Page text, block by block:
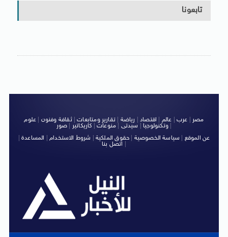
تابعونا
مصر عرب عالم اقتصاد رياضة |تقارير ومتابعات|ثقافة وفنون
علوم
وتكنولوجيا| سيدتى منوعات كاريكاتير صور
|
عن الموقع
سياسة الخصوصية حقوق الملكية شروط الاستخدام| المساعدة|
اتصل بنا